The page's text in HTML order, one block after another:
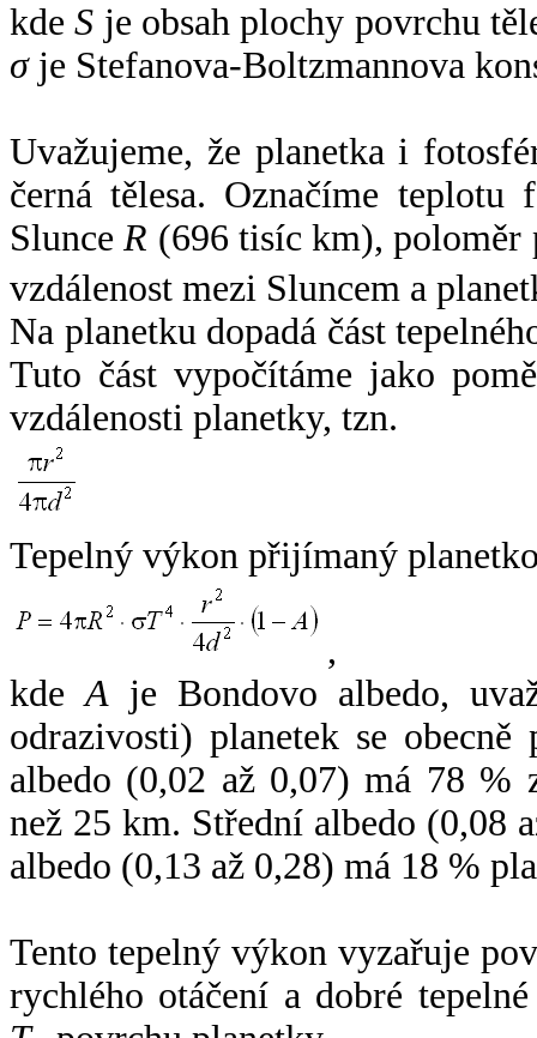
kdeS je obsah plochy povrchu
σje Stefanova-Boltzmannova
Uvažujeme, že planetka i
černá tělesa. Označíme
SlunceR (696 tisíc km),
vzdálenost mezi Sluncem a
Na planetku dopadá část
Tuto část vypočítáme jako
vzdálenosti planetky, tzn.
Tepelný výkon přijímaný
,
kdeA je Bondovo albedo,
odrazivosti) planetek se
albedo (0,02 až 0,07) má 78 %
než 25 km. Střední albedo (0,08
albedo (0,13 až 0,28) má 18 %
Tento tepelný výkon vyzařuje
rychlého otáčení a dobré